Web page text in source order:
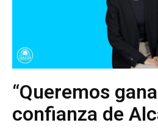
“Queremos
confianza de